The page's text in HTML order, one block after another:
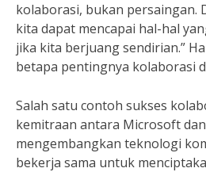
kolaborasi, bukan persaingan.
kita dapat mencapai hal-hal
jika kita berjuang sendirian.”
betapa pentingnya kolaborasi
Salah satu contoh sukses
kemitraan antara Microsoft
mengembangkan teknologi
bekerja sama untuk